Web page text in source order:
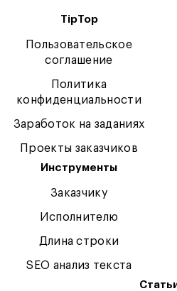
TipTop
Пользовательское
соглашение
Политика
конфиденциальности
Заработок на заданиях
Проекты заказчиков
Инструменты
Заказчику
Исполнителю
Длина строки
SEO анализ текста